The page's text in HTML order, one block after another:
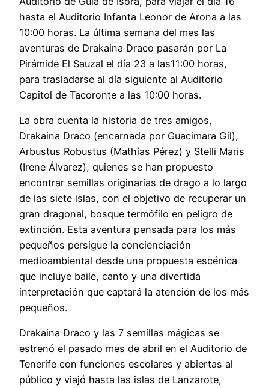
hasta el Auditorio Infanta Leonor de Arona a las
10:00 horas. La última semana del mes las
aventuras de Drakaina Draco pasarán por La
Pirámide El Sauzal el día 23 a las11:00 horas,
para trasladarse al día siguiente al Auditorio
Capitol de Tacoronte a las 10:00 horas.
La obra cuenta la historia de tres amigos,
Drakaina Draco (encarnada por Guacimara Gil),
Arbustus Robustus (Mathías Pérez) y Stelli Maris
(Irene Álvarez), quienes se han propuesto
encontrar semillas originarias de drago a lo largo
de las siete islas, con el objetivo de recuperar un
gran dragonal, bosque termófilo en peligro de
extinción. Esta aventura pensada para los más
pequeños persigue la concienciación
medioambiental desde una propuesta escénica
que incluye baile, canto y una divertida
interpretación que captará la atención de los más
pequeños.
Drakaina Draco y las 7 semillas mágicas se
estrenó el pasado mes de abril en el Auditorio de
Tenerife con funciones escolares y abiertas al
público y viajó hasta las islas de Lanzarote,